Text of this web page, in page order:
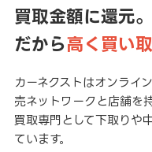
買取金額に還元。
だから高く買い
カーネクストはオンライ
売ネットワークと店舗を
買取専門として下取りや
ています。